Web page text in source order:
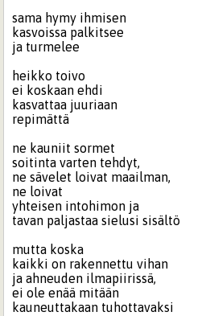
sama hymy ihmisen
kasvoissa palkitsee
ja turmelee
heikko toivo
ei koskaan ehdi
kasvattaa juuriaan
repimättä
ne kauniit sormet
soitinta varten tehdyt,
ne sävelet loivat maailman,
ne loivat
yhteisen intohimon ja
tavan paljastaa sielusi sisältö
mutta koska
kaikki on rakennettu vihan
ja ahneuden ilmapiirissä,
ei ole enää mitään
kauneuttakaan tuhottavaksi